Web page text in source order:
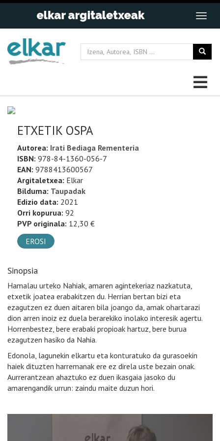
ETXETIK OSPA
Autorea: Irati Bediaga Rementeria
ISBN: 978-84-1360-056-7
EAN: 9788413600567
Argitaletxea: Elkar
Bilduma: Taupadak
Edizio data: 2021
Orri kopurua: 92
PVP originala: 12,30 €
EROSI
Sinopsia
Hamalau urteko Nahiak, amaren agintekeriaz nazkatuta,
etxetik joatea erabakitzen du. Herrian bertan bizi eta
ezagutzen ez duen aitaren bila joango da, amak ohartarazi
dion arren inoiz ez duela berarekiko inolako interesik agertu.
Horrenbestez, bere erabaki propioak hartuz, bere burua
ezagutzen hasiko da Nahia.
Edonola, lagunekin elkartu eta konturatuko da gurasoekin
haiek dituzten harremanak ere ez direla uste bezain onak.
Aurrerantzean ahaztuko ez duen ikasgaia jasoko du
amarengandik urrun: zaindu maite duzun hori.